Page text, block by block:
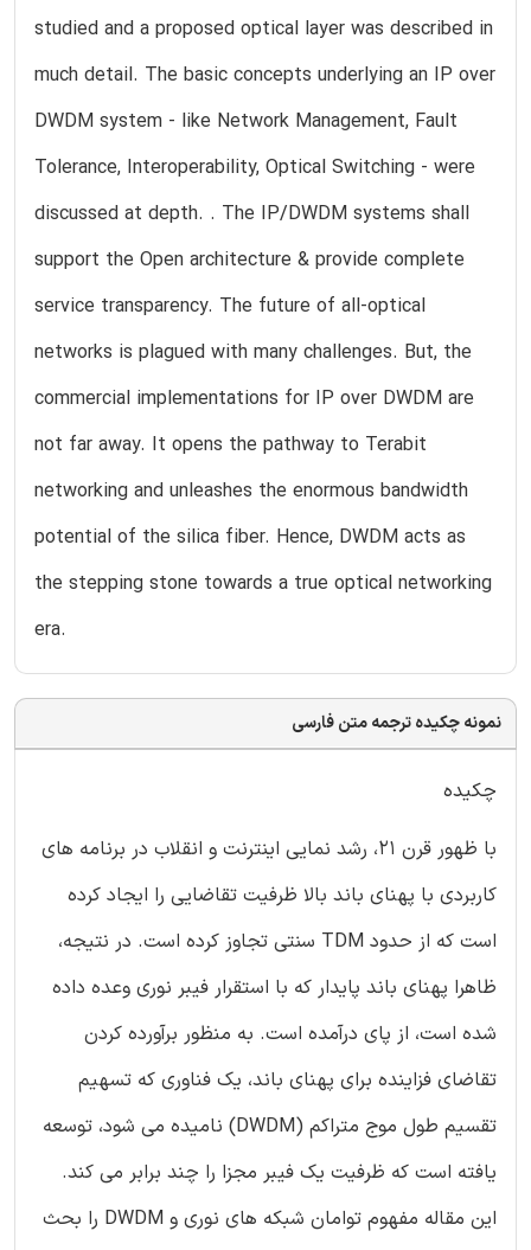
studied and a proposed optical layer was described in
much detail. The basic concepts underlying an IP over
DWDM system - like Network Management, Fault
Tolerance, Interoperability, Optical Switching - were
discussed at depth. . The IP/DWDM systems shall
support the Open architecture & provide complete
service transparency. The future of all-optical
networks is plagued with many challenges. But, the
commercial implementations for IP over DWDM are
not far away. It opens the pathway to Terabit
networking and unleashes the enormous bandwidth
potential of the silica fiber. Hence, DWDM acts as
the stepping stone towards a true optical networking
era.
نمونه چکیده ترجمه متن فارسی
چکیده
با ظهور قرن 21، رشد نمایی اینترنت و انقلاب در برنامه های
کاربردی با پهنای باند بالا ظرفیت تقاضایی را ایجاد کرده
است که از حدود TDM سنتی تجاوز کرده است. در نتیجه،
ظاهرا پهنای باند پایدار که با استقرار فیبر نوری وعده داده
شده است، از پای درآمده است. به منظور برآورده کردن
تقاضای فزاینده برای پهنای باند، یک فناوری که تسهیم
تقسیم طول موج متراکم (DWDM) نامیده می شود، توسعه
یافته است که ظرفیت یک فیبر مجزا را چند برابر می کند.
این مقاله مفهوم توامان شبکه های نوری و DWDM را بحث